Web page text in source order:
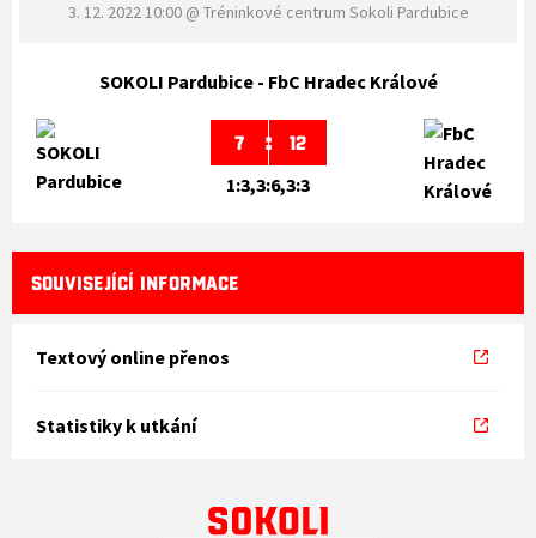
3. 12. 2022 10:00@ Tréninkové centrum Sokoli Pardubice
SOKOLI Pardubice - FbC Hradec Králové
7 : 12
1:3,3:6,3:3
SOUVISEJÍCÍ INFORMACE
Textový online přenos
Statistiky k utkání